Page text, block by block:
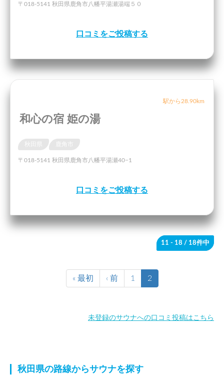
〒018-5141 秋田県鹿角市八幡平湯瀬湯端５０
口コミをご投稿する
駅から28.90km
和心の宿 姫の湯
鹿角市
〒018-5141 秋田県鹿角市八幡平湯瀬40−1
口コミをご投稿する
11 - 18 / 18件中
« 最初 ‹ 前 1 2
未登録のサウナへの口コミ投稿はこちら
秋田県の路線からサウナを探す